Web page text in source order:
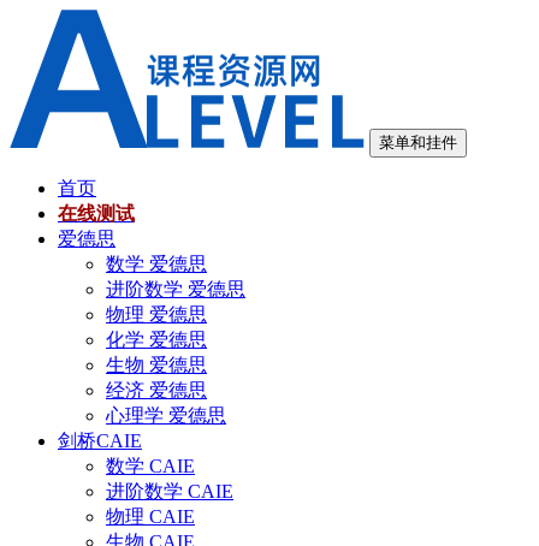
菜单和挂件
首页
在线测试
爱德思
数学 爱德思
进阶数学 爱德思
物理 爱德思
化学 爱德思
生物 爱德思
经济 爱德思
心理学 爱德思
剑桥CAIE
数学 CAIE
进阶数学 CAIE
物理 CAIE
生物 CAIE